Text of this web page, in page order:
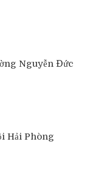
Nguyễn Đức
Hải Phòng